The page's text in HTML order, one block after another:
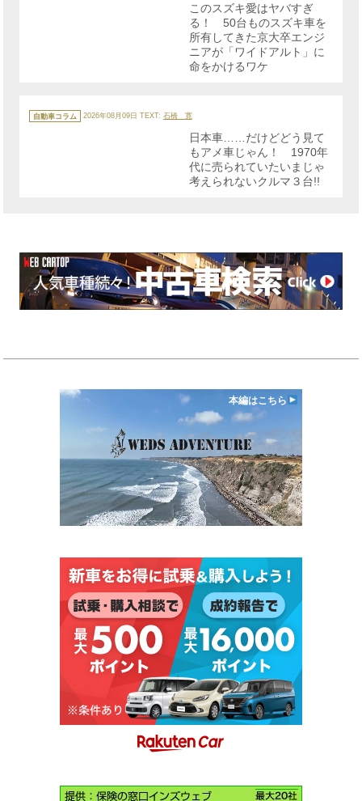
このスズキ愛はヤバすぎ
る！ 50台ものスズキ車を
所有してきた京大卒エンジ
ニアが「ワイドアルト」に
命をかけるワケ
テ
ゴ
自動車コラム 2026年08月09日 TEXT: 石橋 寛
日本車……だけどどう見て
もアメ車じゃん！ 1970年
代に売られていたいまじゃ
考えられないクルマ３台!!
本編はこちら